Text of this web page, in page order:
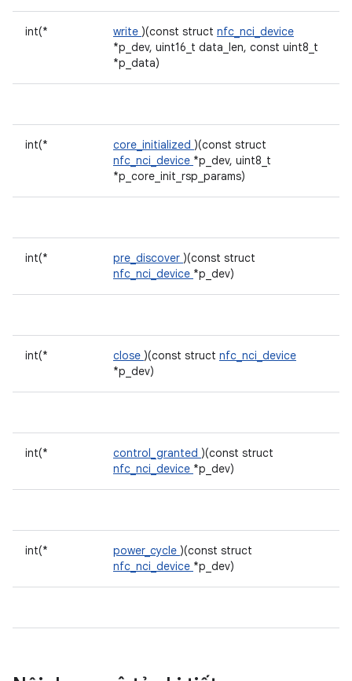
int(* write )(const struct nfc_nci_device
*p_dev, uint16_t data_len, const uint8_t
*p_data)
int(* core_initialized )(const struct
nfc_nci_device *p_dev, uint8_t
*p_core_init_rsp_params)
int(* pre_discover )(const struct
nfc_nci_device *p_dev)
int(* close )(const struct nfc_nci_device
*p_dev)
int(* control_granted )(const struct
nfc_nci_device *p_dev)
int(* power_cycle )(const struct
nfc_nci_device *p_dev)